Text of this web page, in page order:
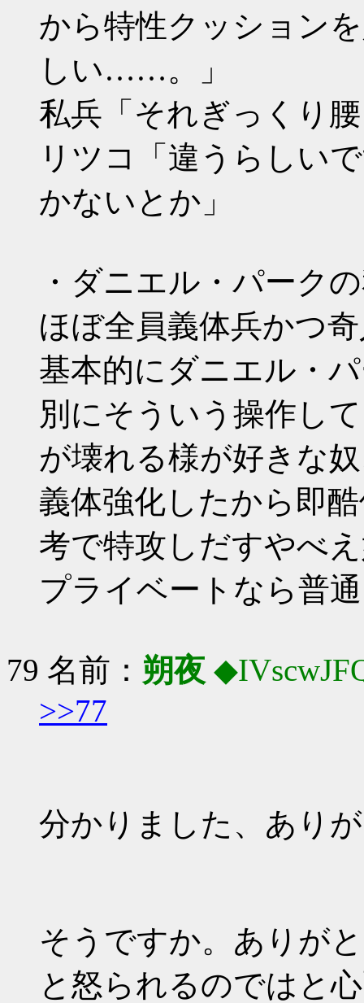
から特性クッション
しい……。」
私兵「それぎっくり
リツコ「違うらしい
かないとか」
・ダニエル・パーク
ほぼ全員義体兵かつ
基本的にダニエル・
別にそういう操作し
が壊れる様が好きな
義体強化したから即
考で特攻しだすやべ
プライベートなら普
79 名前： 朔夜
>>77
分かりました、あり
そうですか。ありが
と怒られるのではと